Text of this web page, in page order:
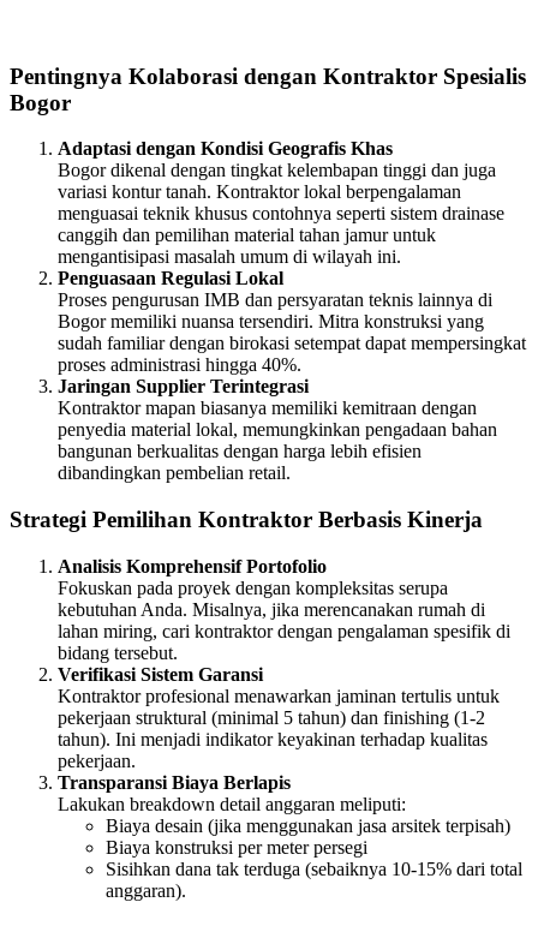
Pentingnya Kolaborasi dengan Kontraktor Spesialis
Bogor
Adaptasi dengan Kondisi Geografis Khas
Bogor dikenal dengan tingkat kelembapan tinggi dan juga
variasi kontur tanah. Kontraktor lokal berpengalaman
menguasai teknik khusus contohnya seperti sistem drainase
canggih dan pemilihan material tahan jamur untuk
mengantisipasi masalah umum di wilayah ini.
Penguasaan Regulasi Lokal
Proses pengurusan IMB dan persyaratan teknis lainnya di
Bogor memiliki nuansa tersendiri. Mitra konstruksi yang
sudah familiar dengan birokasi setempat dapat mempersingkat
proses administrasi hingga 40%.
Jaringan Supplier Terintegrasi
Kontraktor mapan biasanya memiliki kemitraan dengan
penyedia material lokal, memungkinkan pengadaan bahan
bangunan berkualitas dengan harga lebih efisien
dibandingkan pembelian retail.
Strategi Pemilihan Kontraktor Berbasis Kinerja
Analisis Komprehensif Portofolio
Fokuskan pada proyek dengan kompleksitas serupa
kebutuhan Anda. Misalnya, jika merencanakan rumah di
lahan miring, cari kontraktor dengan pengalaman spesifik di
bidang tersebut.
Verifikasi Sistem Garansi
Kontraktor profesional menawarkan jaminan tertulis untuk
pekerjaan struktural (minimal 5 tahun) dan finishing (1-2
tahun). Ini menjadi indikator keyakinan terhadap kualitas
pekerjaan.
Transparansi Biaya Berlapis
Lakukan breakdown detail anggaran meliputi:
Biaya desain (jika menggunakan jasa arsitek terpisah)
Biaya konstruksi per meter persegi
Sisihkan dana tak terduga (sebaiknya 10-15% dari total
anggaran).